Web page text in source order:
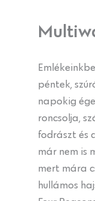
péntek,
napokig
roncsolja,
fodrászt és
már nem is
mert mára
hullámos